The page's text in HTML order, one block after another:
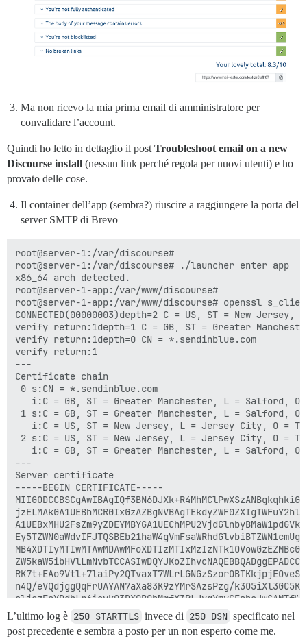
Ma non ricevo la mia prima email di amministratore per
convalidare l’account.
Quindi ho letto in dettaglio il post Troubleshoot email on a new
Discourse install (nessun link perché regola per nuovi utenti) e ho
provato delle cose.
Il container dell’app (sembra?) riuscire a raggiungere la porta del
server SMTP di Brevo
root@server-1:/var/discourse#
root@server-1:/var/discourse# ./launcher enter app
x86_64 arch detected.
root@server-1-app:/var/www/discourse#
root@server-1-app:/var/www/discourse# openssl
CONNECTED(00000003)depth=2 C = US, ST = New
verify return:1depth=1 C = GB, ST = Greater
verify return:1depth=0 CN = *.sendinblue.com
verify return:1
---
Certificate chain
0 s:CN = *.sendinblue.com
i:C = GB, ST = Greater Manchester, L = Salford,
1 s:C = GB, ST = Greater Manchester, L = Salford, O
i:C = US, ST = New Jersey, L = Jersey City, O =
2 s:C = US, ST = New Jersey, L = Jersey City, O =
i:C = GB, ST = Greater Manchester, L = Salford,
---
Server certificate
-----BEGIN CERTIFICATE-----
n4Q/eVQdjggQqFrUAYAN7aXa83K9zYMrSAzsPzg/
tKngYEQMx/IC/
W/
L’ultimo log è 250 STARTTLS invece di 250 DSN specificato nel
post precedente e sembra a posto per un non esperto come me.